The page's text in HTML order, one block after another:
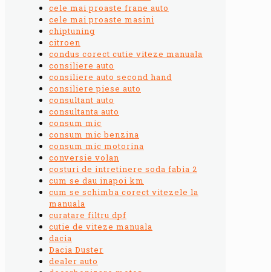
cele mai proaste frane auto
cele mai proaste masini
chiptuning
citroen
condus corect cutie viteze manuala
consiliere auto
consiliere auto second hand
consiliere piese auto
consultant auto
consultanta auto
consum mic
consum mic benzina
consum mic motorina
conversie volan
costuri de intretinere soda fabia 2
cum se dau inapoi km
cum se schimba corect vitezele la
manuala
curatare filtru dpf
cutie de viteze manuala
dacia
Dacia Duster
dealer auto